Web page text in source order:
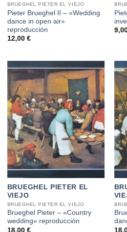
BRUEGHEL PIETER EL VIEJO
Pieter Brueghel II – «Wedding
dance in open air»
reproducción
12,00 €
BRUEGHEL PIETER EL
VIEJO
BRUEGHEL PIETER EL VIEJO
Brueghel Pieter – «Country
wedding» reproducción
18,00 €